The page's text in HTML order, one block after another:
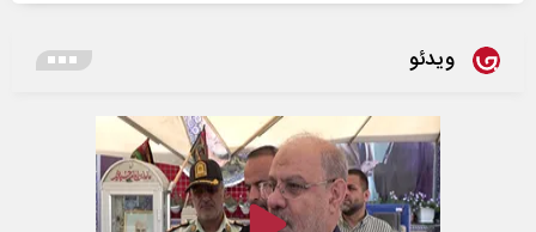
ویدئو